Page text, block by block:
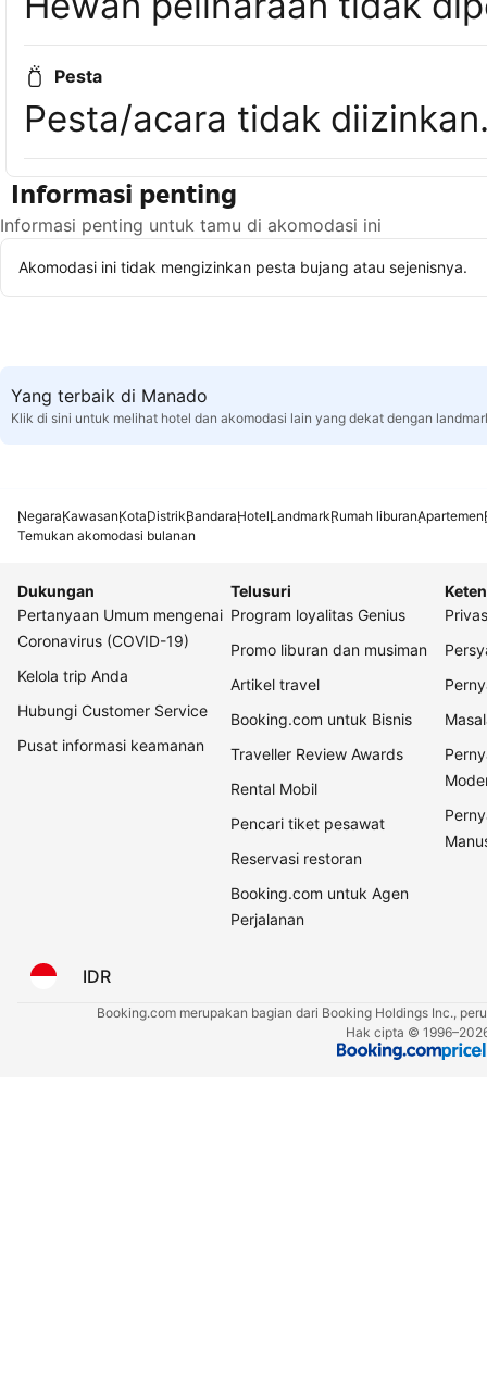
Pesta
Pesta/acara tidak
Informasi penting
Informasi penting untuk tamu di akomodasi ini
Akomodasi ini tidak mengizinkan pesta bujang atau sejenisnya.
Yang terbaik di Manado
Klik di sini untuk melihat hotel dan akomodasi lain yang dekat dengan
NegaraKawasanKotaDistrikBandaraHotelLandmarkRumah liburanApartemen
Temukan akomodasi bulanan
Dukungan
Pertanyaan Umum mengenai
Coronavirus (COVID-19)
Kelola trip Anda
Hubungi Customer Service
Pusat informasi keamanan
Telusuri
Program loyalitas Genius
Promo liburan dan musiman
Artikel travel
Booking.com untuk Bisnis
Traveller Review Awards
Rental Mobil
Pencari tiket pesawat
Reservasi restoran
Booking.com untuk Agen
Perjalanan
IDR
Booking.com merupakan bagian dari Booking Holdings Inc.,
Hak cipta ©